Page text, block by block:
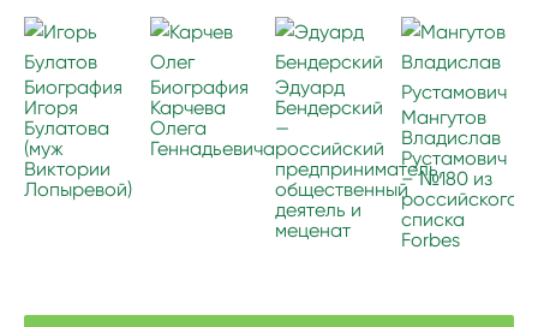
Биография
Игоря
Булатова
(муж
Виктории
Лопыревой)
Биография
Карчева
Олега
Геннадьевича
Эдуард
Бендерский
—
российский
предприниматель,
общественный
деятель и
меценат
Мангутов
Владислав
Рустамович
– №180 из
российского
списка
Forbes